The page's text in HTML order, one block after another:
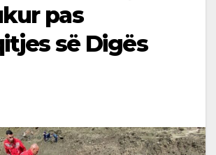
pas
së Digës